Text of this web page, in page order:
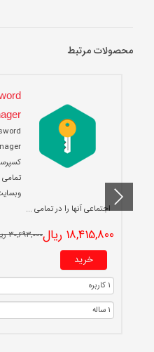
محصولات مرتبط
اجتماعی آنها را در تمامی ...
18,415,800 ریال 30,693,000 ریال
خرید